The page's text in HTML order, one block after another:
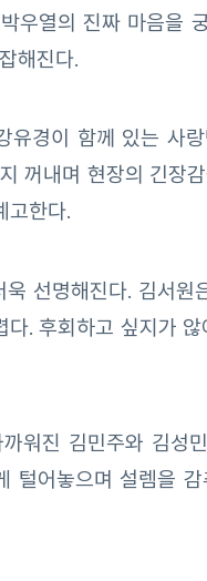
우열의 진짜 마음을
해진다.
경이 함께 있는 사
꺼내며 현장의 긴장
고한다.
선명해진다. 김서원
. 후회하고 싶지가
워진 김민주와 김성
털어놓으며 설렘을